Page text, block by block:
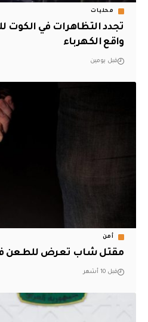
محليات
تجدد التظاهرات في الكوت
واقع الكهرباء
قبل يومين
أمن
مقتل شاب تعرض للطعن
قبل 10 أشهر